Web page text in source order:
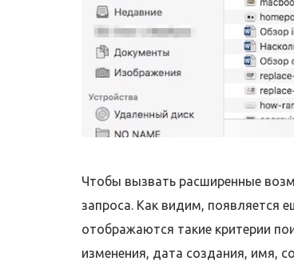
Чтобы вызвать расширенные
запроса. Как видим,
отображаются такие критерии
изменения, дата создания, имя,